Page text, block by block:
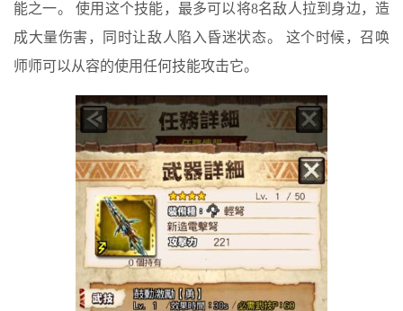
能之一。 使用这个技能，最多可以将8名敌人拉到身边，造
成大量伤害，同时让敌人陷入昏迷状态。 这个时候，召唤
师师可以从容的使用任何技能攻击它。